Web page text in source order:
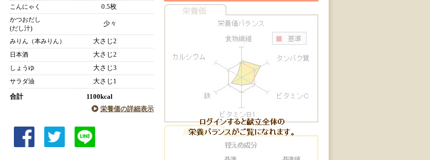
こんにゃく 0.5枚
かつおだし
(だし汁)
少々
みりん（本みりん） 大さじ2
日本酒 大さじ2
しょうゆ 大さじ3
サラダ油 大さじ1
合計
1100kcal
栄養価の詳細表示